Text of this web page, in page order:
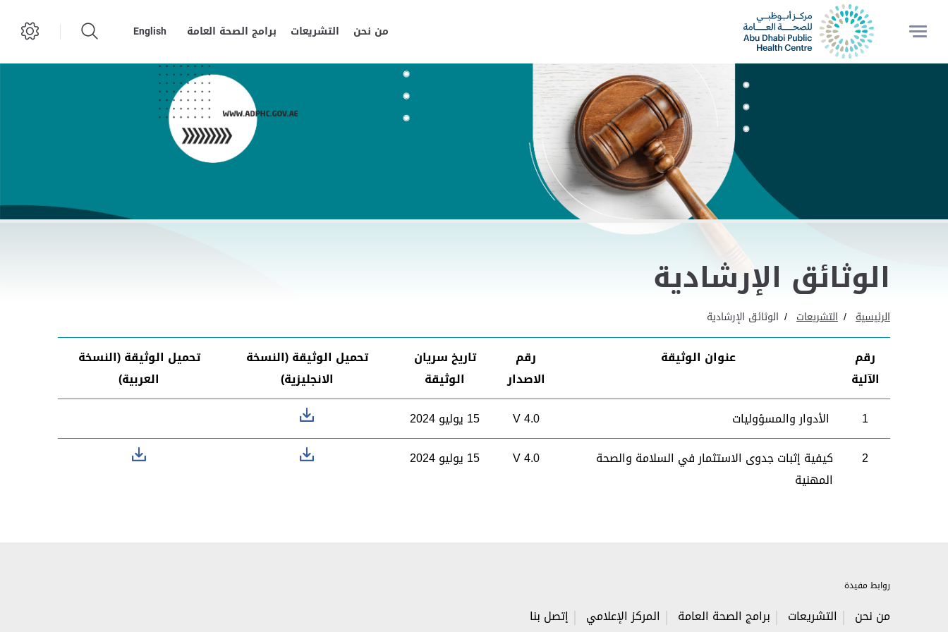
من نحن التشريعات برامج الصحة العامة English
الوثائق الإرشادية
الرئيسية التشريعات الوثائق الإرشادية
رقم
الآلية
عنوان الوثيقة
رقم
الاصدار
تاريخ سريان
الوثيقة
تحميل الوثيقة (النسخة
الانجليزية)
تحميل الوثيقة (النسخة
العربية)
1
الأدوار والمسؤوليات V 4.0 15 يوليو 2024
2
كيفية إثبات جدوى الاستثمار في السلامة والصحة
المهنية
V 4.0 15 يوليو 2024
روابط مفيدة
من نحن التشريعات برامج الصحة العامة المركز الإعلامي إتصل بنا